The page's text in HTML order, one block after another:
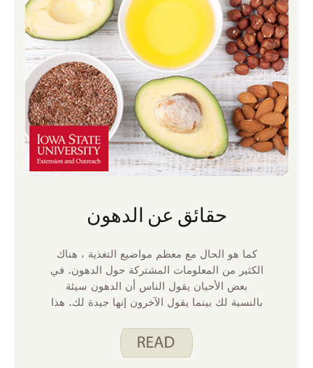
حقائق عن الدهون
كما هو الحال مع معظم مواضيع التغذية ، هناك
الكثير من المعلومات المشتركة حول الدهون. في
بعض الأحيان يقول الناس أن الدهون سيئة
بالنسبة لك بينما يقول الآخرون إنها جيدة لك. هذا
يجب وضعها في الاعتبار حول الدهون.